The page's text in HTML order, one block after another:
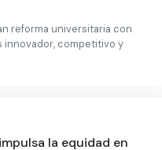
reforma universitaria con
innovador, competitivo y
la equidad en